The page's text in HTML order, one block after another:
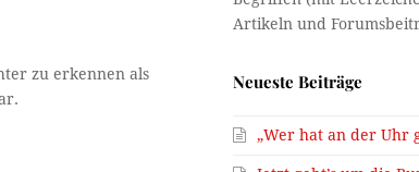
zu erkennen als
Neueste Beiträge
„Wer hat an der Uhr